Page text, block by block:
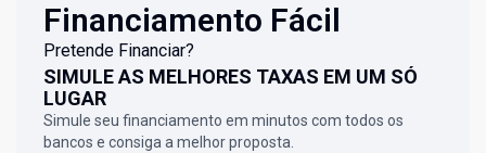
Financiamento Fácil
Pretende Financiar?
SIMULE AS MELHORES TAXAS EM UM SÓ
LUGAR
Simule seu financiamento em minutos com todos os
bancos e consiga a melhor proposta.